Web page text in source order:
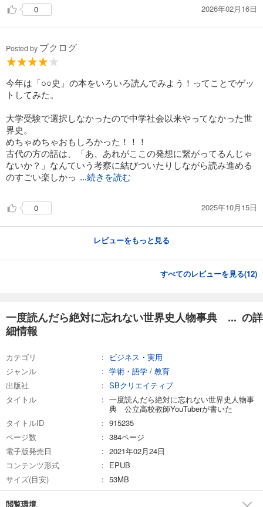
0 2026年02月16日
Posted by ブクログ
今年は「○○史」の本をいろいろ読んでみよう！ってことでゲッ
トしてみた。
大学受験で選択しなかったので中学社会以来やってなかった世
界史。
めちゃめちゃおもしろかった！！！
古代の方の話は、「あ、あれがここの発想に繋がってるんじゃ
ないか？」なんていう考察に結びついたりしながら読み進める
のすごい楽しかっ ...続きを読む
0 2025年10月15日
レビューをもっと見る
すべてのレビューを見る(12)
一度読んだら絶対に忘れない世界史人物事典 ... の詳
細情報
カテゴリ
ビジネス・実用
ジャンル
学術・語学 / 教育
出版社
SBクリエイティブ
タイトル
一度読んだら絶対に忘れない世界史人物事
典 公立高校教師YouTuberが書いた
タイトルID
915235
ページ数
384ページ
電子版発売日
2021年02月24日
コンテンツ形式
EPUB
サイズ(目安)
53MB
閲覧環境